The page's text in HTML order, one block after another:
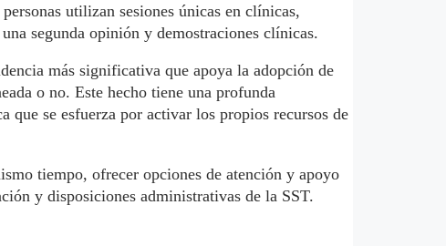
utilizan sesiones únicas en clínicas,
segunda opinión y demostraciones clínicas.
más significativa que apoya la adopción de
o no. Este hecho tiene una profunda
se esfuerza por activar los propios recursos de
tiempo, ofrecer opciones de atención y apoyo
y disposiciones administrativas de la SST.